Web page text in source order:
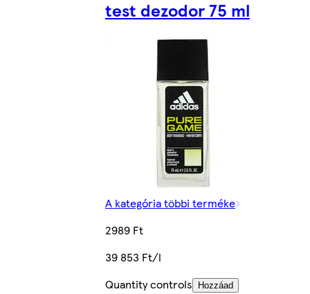
test dezodor 75 ml
A kategória többi terméke
2989 Ft
39 853 Ft/l
Quantity controls
Hozzáad